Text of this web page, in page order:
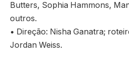
Butters, Sophia Hammons,
outros.
• Direção: Nisha Ganatra;
Jordan Weiss.